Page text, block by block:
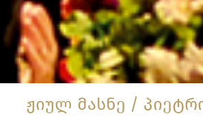
ჟიულ მასნე /